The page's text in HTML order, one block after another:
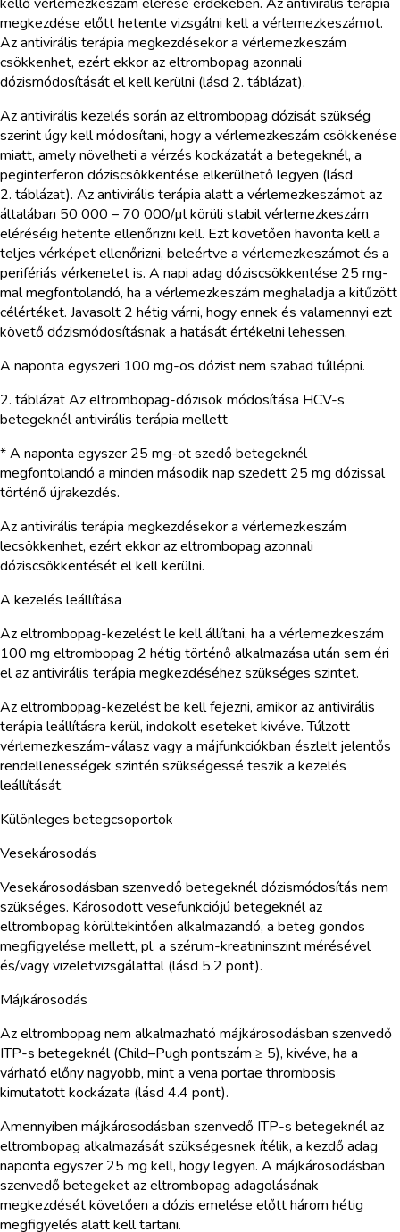
megkezdése előtt hetente vizsgálni kell a vérlemezkeszámot.
Az antivirális terápia megkezdésekor a vérlemezkeszám
csökkenhet, ezért ekkor az eltrombopag azonnali
dózismódosítását el kell kerülni (lásd 2. táblázat).
Az antivirális kezelés során az eltrombopag dózisát szükség
szerint úgy kell módosítani, hogy a vérlemezkeszám csökkenése
miatt, amely növelheti a vérzés kockázatát a betegeknél, a
peginterferon dóziscsökkentése elkerülhető legyen (lásd
2. táblázat). Az antivirális terápia alatt a vérlemezkeszámot az
általában 50 000 – 70 000/µl körüli stabil vérlemezkeszám
eléréséig hetente ellenőrizni kell. Ezt követően havonta kell a
teljes vérképet ellenőrizni, beleértve a vérlemezkeszámot és a
perifériás vérkenetet is. A napi adag dóziscsökkentése 25 mg-
mal megfontolandó, ha a vérlemezkeszám meghaladja a kitűzött
célértéket. Javasolt 2 hétig várni, hogy ennek és valamennyi ezt
követő dózismódosításnak a hatását értékelni lehessen.
A naponta egyszeri 100 mg-os dózist nem szabad túllépni.
2. táblázat Az eltrombopag-dózisok módosítása HCV-s
betegeknél antivirális terápia mellett
* A naponta egyszer 25 mg-ot szedő betegeknél
megfontolandó a minden második nap szedett 25 mg dózissal
történő újrakezdés.
Az antivirális terápia megkezdésekor a vérlemezkeszám
lecsökkenhet, ezért ekkor az eltrombopag azonnali
dóziscsökkentését el kell kerülni.
A kezelés leállítása
Az eltrombopag-kezelést le kell állítani, ha a vérlemezkeszám
100 mg eltrombopag 2 hétig történő alkalmazása után sem éri
el az antivirális terápia megkezdéséhez szükséges szintet.
Az eltrombopag-kezelést be kell fejezni, amikor az antivirális
terápia leállításra kerül, indokolt eseteket kivéve. Túlzott
vérlemezkeszám-válasz vagy a májfunkciókban észlelt jelentős
rendellenességek szintén szükségessé teszik a kezelés
leállítását.
Különleges betegcsoportok
Vesekárosodás
Vesekárosodásban szenvedő betegeknél dózismódosítás nem
szükséges. Károsodott vesefunkciójú betegeknél az
eltrombopag körültekintően alkalmazandó, a beteg gondos
megfigyelése mellett, pl. a szérum-kreatininszint mérésével
és/vagy vizeletvizsgálattal (lásd 5.2 pont).
Májkárosodás
Az eltrombopag nem alkalmazható májkárosodásban szenvedő
ITP-s betegeknél (Child–Pugh pontszám ≥ 5), kivéve, ha a
várható előny nagyobb, mint a vena portae thrombosis
kimutatott kockázata (lásd 4.4 pont).
Amennyiben májkárosodásban szenvedő ITP-s betegeknél az
eltrombopag alkalmazását szükségesnek ítélik, a kezdő adag
naponta egyszer 25 mg kell, hogy legyen. A májkárosodásban
szenvedő betegeket az eltrombopag adagolásának
megkezdését követően a dózis emelése előtt három hétig
megfigyelés alatt kell tartani.